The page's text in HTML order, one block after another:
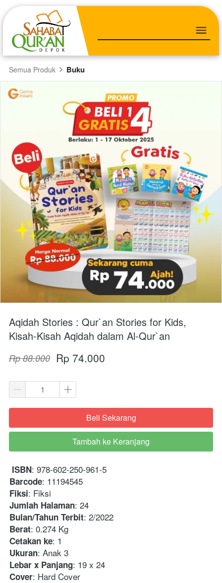
Semua Produk Buku
Aqidah Stories : Qur`an Stories for Kids,
Kisah-Kisah Aqidah dalam Al-Qur`an
Rp 88.000 Rp 74.000
`Beli Sekarang
`
Tambah ke Keranjang
ISBN: 978-602-250-961-5
Barcode: 11194545
Fiksi: Fiksi
Jumlah Halaman: 24
Bulan/Tahun Terbit: 2/2022
Berat: 0.274 Kg
Cetakan ke: 1
Ukuran: Anak 3
Lebar x Panjang: 19 x 24
Cover: Hard Cover